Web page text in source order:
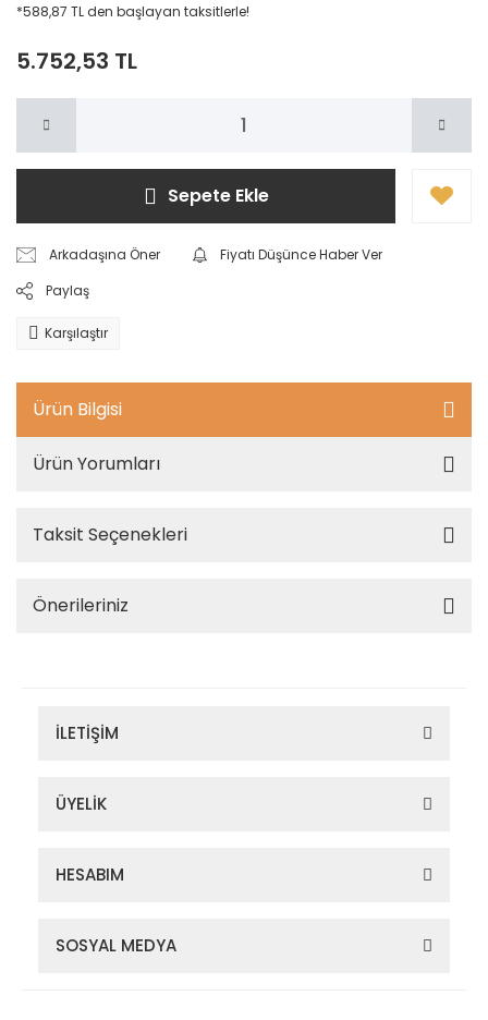
*588,87 TL den başlayan taksitlerle!
5.752,53 TL
Sepete Ekle
Arkadaşına Öner
Fiyatı Düşünce Haber Ver
Paylaş
Karşılaştır
Ürün Bilgisi
Ürün Yorumları
Taksit Seçenekleri
Önerileriniz
İLETİŞİM
ÜYELİK
HESABIM
SOSYAL MEDYA